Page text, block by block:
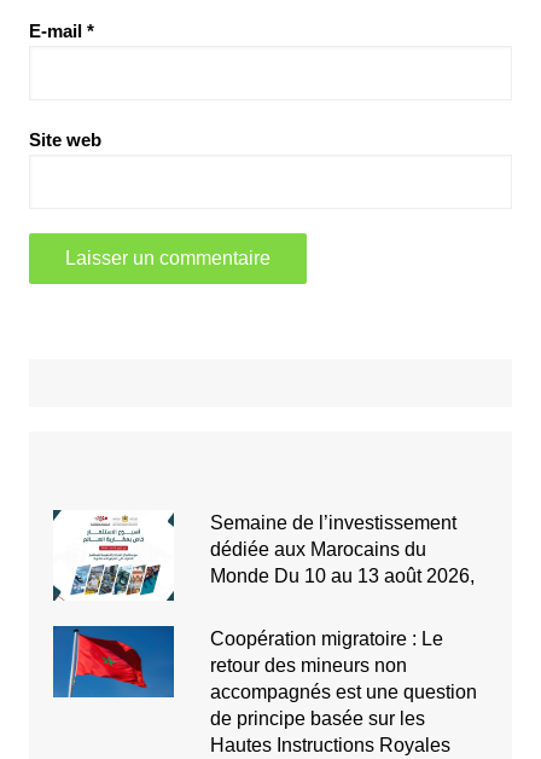
E-mail *
Site web
Semaine de l’investissement
dédiée aux Marocains du
Monde Du 10 au 13 août 2026,
Coopération migratoire : Le
retour des mineurs non
accompagnés est une question
de principe basée sur les
Hautes Instructions Royales